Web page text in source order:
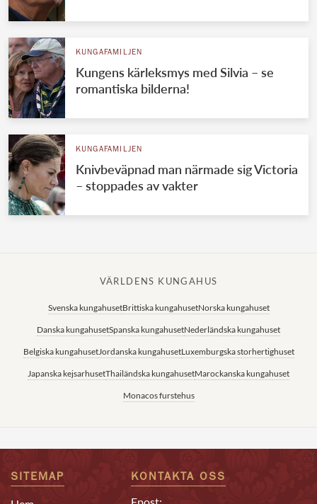
KUNGAFAMILJEN
Kungens kärleksmys med Silvia – se
romantiska bilderna!
KUNGAFAMILJEN
Knivbeväpnad man närmade sig Victoria
– stoppades av vakter
VÄRLDENS KUNGAHUS
Svenska kungahusetBrittiska kungahusetNorska kungahuset
Danska kungahusetSpanska kungahusetNederländska kungahuset
Belgiska kungahusetJordanska kungahusetLuxemburgska storhertighuset
Japanska kejsarhusetThailändska kungahusetMarockanska kungahuset
Monacos furstehus
SITEMAP KONTAKTA OSS